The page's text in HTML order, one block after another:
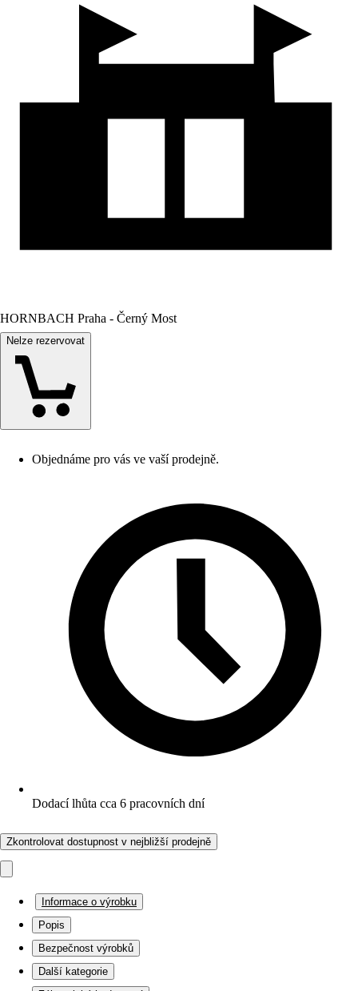
HORNBACH Praha - Černý Most
Nelze rezervovat
Objednáme pro vás ve vaší prodejně.
Dodací lhůta cca 6 pracovních dní
Zkontrolovat dostupnost v nejbližší prodejně
Informace o výrobku
Popis
Bezpečnost výrobků
Další kategorie